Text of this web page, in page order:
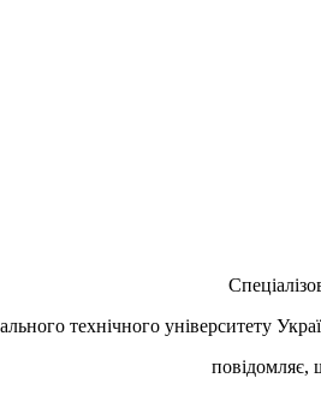
технічного університету
повідомляє,